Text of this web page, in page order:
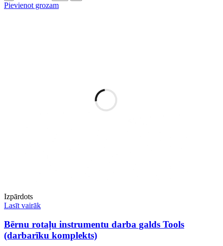
Pievienot grozam
Izpārdots
Lasīt vairāk
Bērnu rotaļu instrumentu darba galds Tools
(darbarīku komplekts)